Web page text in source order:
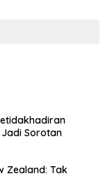
Jadi Sorotan
Zealand: Tak